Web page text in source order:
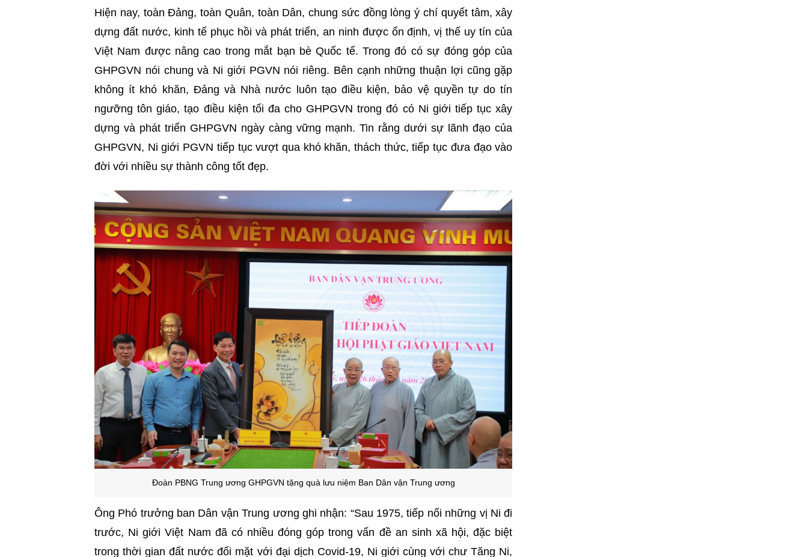
Hiện nay, toàn Đảng, toàn Quân, toàn Dân, chung sức đồng lòng ý chí quyết tâm, xây
dựng đất nước, kinh tế phục hồi và phát triển, an ninh được ổn định, vị thế uy tín của
Việt Nam được nâng cao trong mắt bạn bè Quốc tế. Trong đó có sự đóng góp của
GHPGVN nói chung và Ni giới PGVN nói riêng. Bên cạnh những thuận lợi cũng gặp
không ít khó khăn, Đảng và Nhà nước luôn tạo điều kiện, bảo vệ quyền tự do tín
ngưỡng tôn giáo, tạo điều kiện tối đa cho GHPGVN trong đó có Ni giới tiếp tục xây
dựng và phát triển GHPGVN ngày càng vững mạnh. Tin rằng dưới sự lãnh đạo của
GHPGVN, Ni giới PGVN tiếp tục vượt qua khó khăn, thách thức, tiếp tục đưa đạo vào
đời với nhiều sự thành công tốt đẹp.
Đoàn PBNG Trung ương GHPGVN tặng quà lưu niệm Ban Dân vận Trung ương
Ông Phó trưởng ban Dân vận Trung ương ghi nhận: “Sau 1975, tiếp nối những vị Ni đi
trước, Ni giới Việt Nam đã có nhiều đóng góp trong vấn đề an sinh xã hội, đặc biệt
trong thời gian đất nước đối mặt với đại dịch Covid-19, Ni giới cùng với chư Tăng Ni,